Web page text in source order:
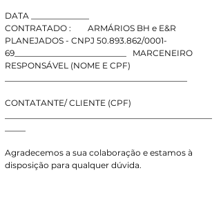
DATA ______________
CONTRATADO :        ARMÁRIOS BH e E&R
PLANEJADOS - CNPJ 50.893.862/0001-
69___________________________   MARCENEIRO
RESPONSÁVEL (NOME E CPF)
CONTATANTE/ CLIENTE (CPF)
Agradecemos a sua colaboração e estamos à
disposição para qualquer dúvida.